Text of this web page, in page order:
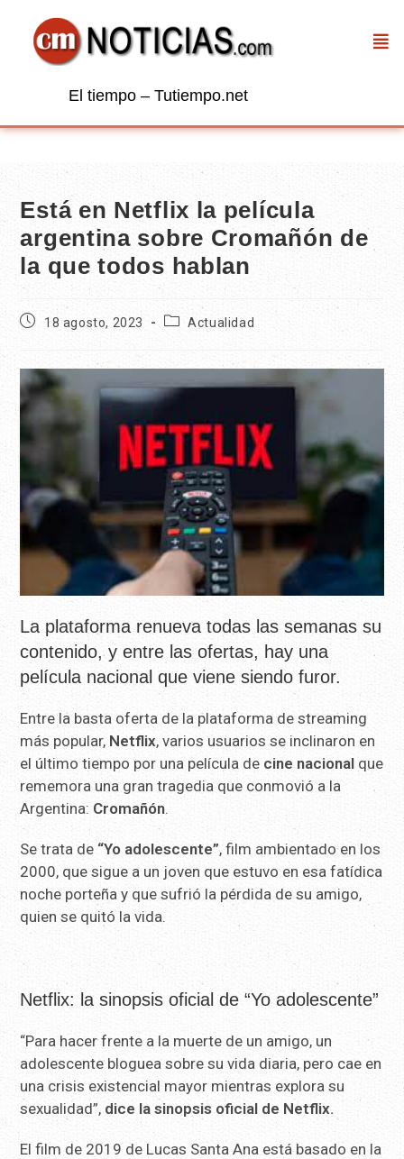
El tiempo – Tutiempo.net
Está en Netflix la película
argentina sobre Cromañón de
la que todos hablan
18 agosto, 2023 Actualidad
La plataforma renueva todas las semanas su
contenido, y entre las ofertas, hay una
película nacional que viene siendo furor.
Entre la basta oferta de la plataforma de streaming
más popular, Netflix, varios usuarios se inclinaron en
el último tiempo por una película de cine nacional que
rememora una gran tragedia que conmovió a la
Argentina: Cromañón.
Se trata de “Yo adolescente”, film ambientado en los
2000, que sigue a un joven que estuvo en esa fatídica
noche porteña y que sufrió la pérdida de su amigo,
quien se quitó la vida.
Netflix: la sinopsis oficial de “Yo adolescente”
“Para hacer frente a la muerte de un amigo, un
adolescente bloguea sobre su vida diaria, pero cae en
una crisis existencial mayor mientras explora su
sexualidad”, dice la sinopsis oficial de Netflix.
El film de 2019 de Lucas Santa Ana está basado en la